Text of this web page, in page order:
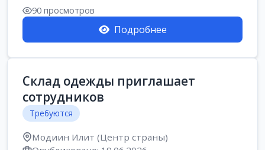
90 просмотров
Подробнее
Склад одежды приглашает
сотрудников
Требуются
Модиин Илит (Центр страны)